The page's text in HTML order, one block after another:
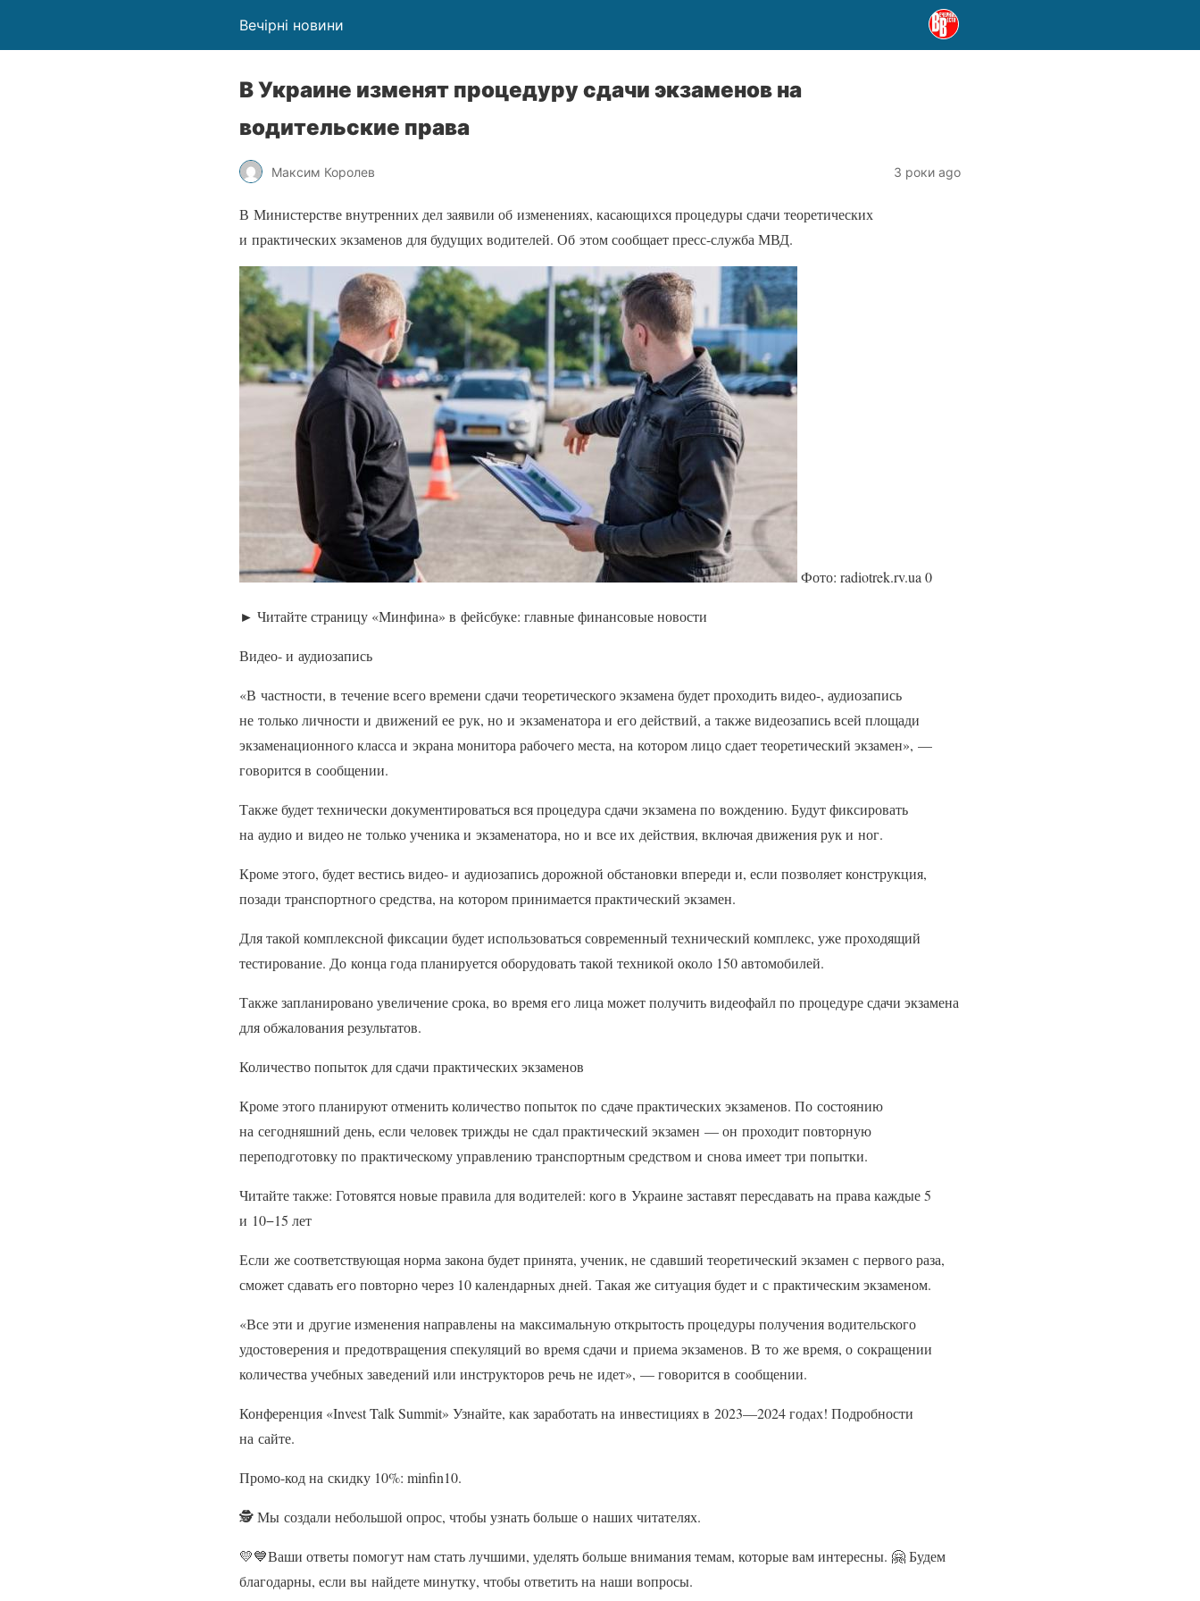
Вечірні новини
В Украине изменят процедуру сдачи экзаменов на
водительские права
Максим Королев 3 роки ago
В Министерстве внутренних дел заявили об изменениях, касающихся процедуры сдачи теоретических
и практических экзаменов для будущих водителей. Об этом сообщает пресс-служба МВД.
Фото: radiotrek.rv.ua 0
► Читайте страницу «Минфина» в фейсбуке: главные финансовые новости
Видео- и аудиозапись
«В частности, в течение всего времени сдачи теоретического экзамена будет проходить видео-, аудиозапись
не только личности и движений ее рук, но и экзаменатора и его действий, а также видеозапись всей площади
экзаменационного класса и экрана монитора рабочего места, на котором лицо сдает теоретический экзамен», —
говорится в сообщении.
Также будет технически документироваться вся процедура сдачи экзамена по вождению. Будут фиксировать
на аудио и видео не только ученика и экзаменатора, но и все их действия, включая движения рук и ног.
Кроме этого, будет вестись видео- и аудиозапись дорожной обстановки впереди и, если позволяет конструкция,
позади транспортного средства, на котором принимается практический экзамен.
Для такой комплексной фиксации будет использоваться современный технический комплекс, уже проходящий
тестирование. До конца года планируется оборудовать такой техникой около 150 автомобилей.
Также запланировано увеличение срока, во время его лица может получить видеофайл по процедуре сдачи экзамена
для обжалования результатов.
Количество попыток для сдачи практических экзаменов
Кроме этого планируют отменить количество попыток по сдаче практических экзаменов. По состоянию
на сегодняшний день, если человек трижды не сдал практический экзамен — он проходит повторную
переподготовку по практическому управлению транспортным средством и снова имеет три попытки.
Читайте также: Готовятся новые правила для водителей: кого в Украине заставят пересдавать на права каждые 5
и 10−15 лет
Если же соответствующая норма закона будет принята, ученик, не сдавший теоретический экзамен с первого раза,
сможет сдавать его повторно через 10 календарных дней. Такая же ситуация будет и с практическим экзаменом.
«Все эти и другие изменения направлены на максимальную открытость процедуры получения водительского
удостоверения и предотвращения спекуляций во время сдачи и приема экзаменов. В то же время, о сокращении
количества учебных заведений или инструкторов речь не идет», — говорится в сообщении.
Конференция «Invest Talk Summit» Узнайте, как заработать на инвестициях в 2023—2024 годах! Подробности
на сайте.
Промо-код на скидку 10%: minfin10.
🕵️ Мы создали небольшой опрос, чтобы узнать больше о наших читателях.
💛💙Ваши ответы помогут нам стать лучшими, уделять больше внимания темам, которые вам интересны. 🤗 Будем
благодарны, если вы найдете минутку, чтобы ответить на наши вопросы.